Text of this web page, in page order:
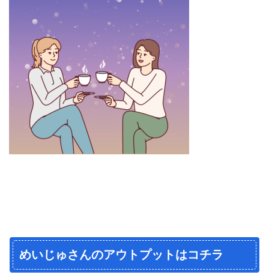
めいじゅさんのアウトプットはコチラ